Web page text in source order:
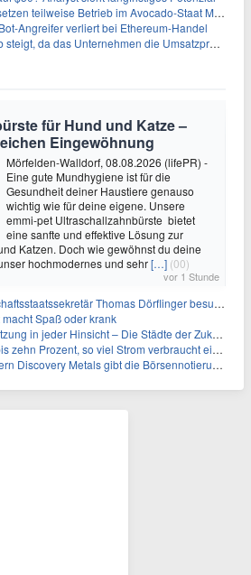
teilweise Betrieb im Avocado-Staat Michoacán in Mexiko wieder in Gang
Angreifer verliert bei Ethereum-Handel
da das Unternehmen die Umsatzprognose anhebt und starkes Wachstum signalisiert
für Hund und Katze –
Eingewöhnung
Mörfelden-Walldorf, 08.08.2026 (lifePR) -
Eine gute Mundhygiene ist für die
Gesundheit deiner Haustiere genauso
wichtig wie für deine eigene. Unsere
emmi-pet Ultraschallzahnbürste bietet
eine sanfte und effektive Lösung zur
Katzen. Doch wie gewöhnst du deine
hochmodernes und sehr[…] (00)
vor 1 Stunde
Thomas Dörflinger besucht Handwerksbetrieb im Kammerbezirk Freiburg
Spaß oder krank
in jeder Hinsicht – Die Städte der Zukunft sind grün-blau
Prozent, so viel Strom verbraucht ein Aufzug im Gebäude
Metals gibt die Börsennotierung an der Frankfurter Wertpapierbörse bekannt